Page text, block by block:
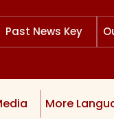
Past News Key
More